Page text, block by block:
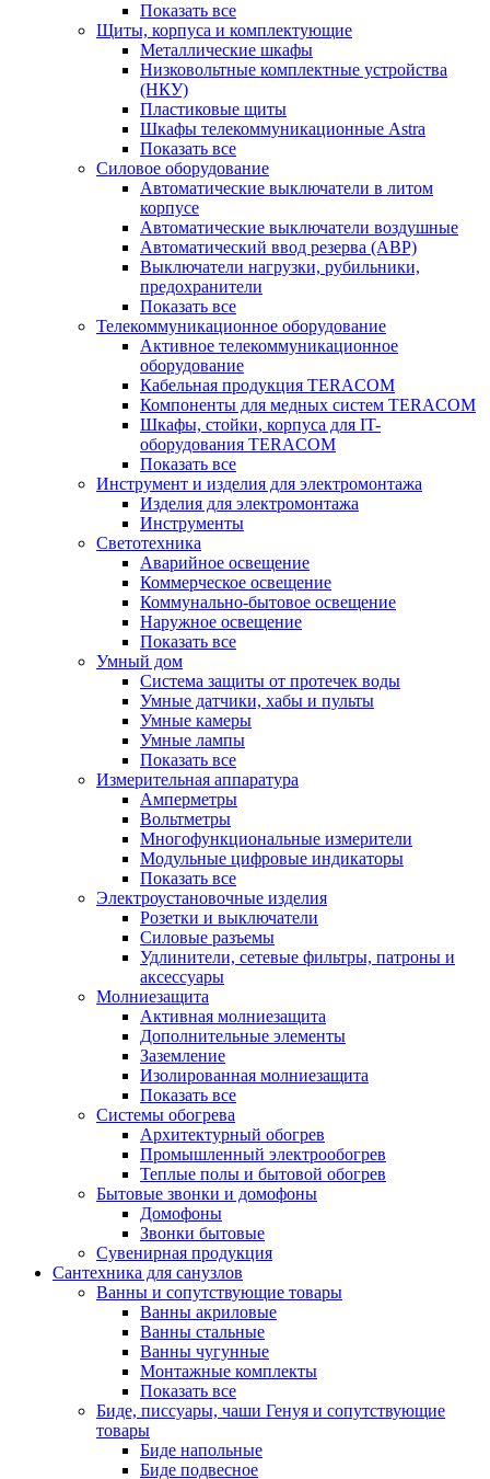
Показать все
Щиты, корпуса и комплектующие
Металлические шкафы
Низковольтные комплектные устройства
(НКУ)
Пластиковые щиты
Шкафы телекоммуникационные Astra
Показать все
Силовое оборудование
Автоматические выключатели в литом
корпусе
Автоматические выключатели воздушные
Автоматический ввод резерва (АВР)
Выключатели нагрузки, рубильники,
предохранители
Показать все
Телекоммуникационное оборудование
Активное телекоммуникационное
оборудование
Кабельная продукция TERACOM
Компоненты для медных систем TERACOM
Шкафы, стойки, корпуса для IT-
оборудования TERACOM
Показать все
Инструмент и изделия для электромонтажа
Изделия для электромонтажа
Инструменты
Светотехника
Аварийное освещение
Коммерческое освещение
Коммунально-бытовое освещение
Наружное освещение
Показать все
Умный дом
Система защиты от протечек воды
Умные датчики, хабы и пульты
Умные камеры
Умные лампы
Показать все
Измерительная аппаратура
Амперметры
Вольтметры
Многофункциональные измерители
Модульные цифровые индикаторы
Показать все
Электроустановочные изделия
Розетки и выключатели
Силовые разъемы
Удлинители, сетевые фильтры, патроны и
аксессуары
Молниезащита
Активная молниезащита
Дополнительные элементы
Заземление
Изолированная молниезащита
Показать все
Системы обогрева
Архитектурный обогрев
Промышленный электрообогрев
Теплые полы и бытовой обогрев
Бытовые звонки и домофоны
Домофоны
Звонки бытовые
Сувенирная продукция
Сантехника для санузлов
Ванны и сопутствующие товары
Ванны акриловые
Ванны стальные
Ванны чугунные
Монтажные комплекты
Показать все
Биде, писсуары, чаши Генуя и сопутствующие
товары
Биде напольные
Биде подвесное